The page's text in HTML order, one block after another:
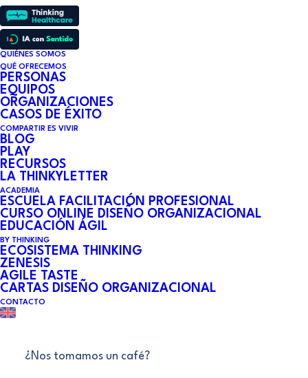
QUIÉNES SOMOS
QUÉ OFRECEMOS
PERSONAS
EQUIPOS
ORGANIZACIONES
CASOS DE ÉXITO
COMPARTIR ES VIVIR
BLOG
PLAY
RECURSOS
LA THINKYLETTER
ACADEMIA
ESCUELA FACILITACIÓN PROFESIONAL
CURSO ONLINE DISEÑO ORGANIZACIONAL
EDUCACIÓN ÁGIL
BY THINKING
ECOSISTEMA THINKING
ZENESIS
AGILE TASTE
CARTAS DISEÑO ORGANIZACIONAL
CONTACTO
¿Nos tomamos un café?
LAS NUEVAS FORMAS DE
TRABAJAR IMPACTAN
DIRECTAMENTE EN EL
BIENESTAR
ORGANIZACIONAL
16 DE SEPTIEMBRE DE 2022
Thinking with you participa en el
Congreso Internacional de Ergonomía